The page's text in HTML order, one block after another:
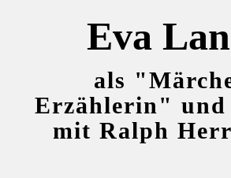
Eva
als
Erzählerin" und
mit Ralph